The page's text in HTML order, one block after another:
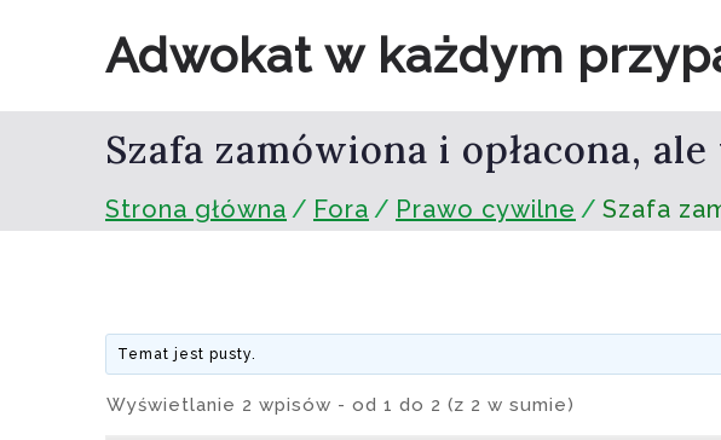
treści
Adwokat w każdym
Szafa zamówiona i opłacona,
Strona główna Fora Prawo cywilne Szafa
Temat jest pusty.
Wyświetlanie 2 wpisów - od 1 do 2 (z 2 w sumie)